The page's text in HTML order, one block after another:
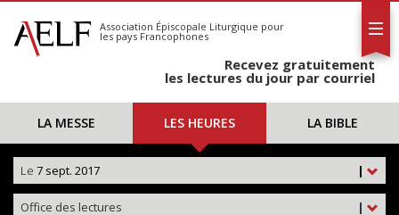
S'abonner
Calendrier
Association Épiscopale Liturgique pour
les pays Francophones
Recevez gratuitement
les lectures du jour par courriel
LA MESSE LES HEURES LA BIBLE
|
Le 7 sept. 2017
|
Office des lectures